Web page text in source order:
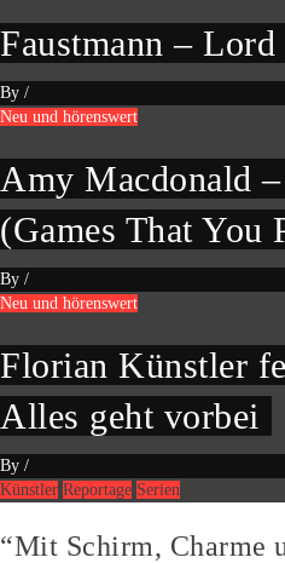
Faustmann –
By /
Neu und hörenswert
Amy Macdonald
(Games That You
By /
Neu und hörenswert
Florian Künstler
Alles geht vorbei
By /
Künstler Reportage Serien
“Mit Schirm, Charme